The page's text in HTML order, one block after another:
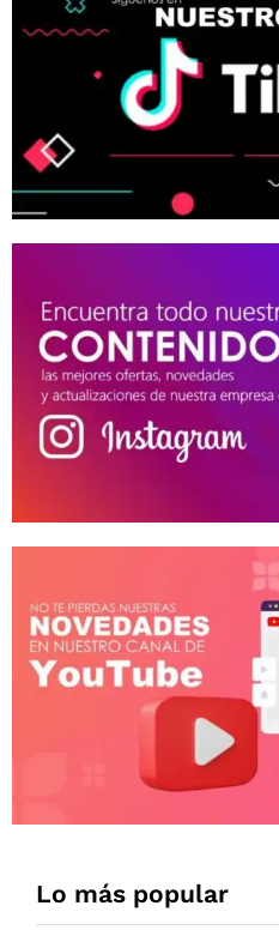
Lo más popular